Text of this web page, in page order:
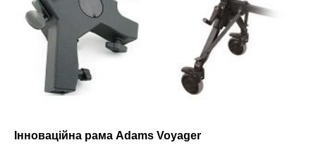
Інноваційна рама Adams Voyager